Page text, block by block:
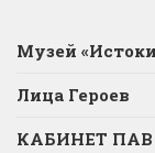
Музей
Лица Героев
КАБИНЕТ ПАВ